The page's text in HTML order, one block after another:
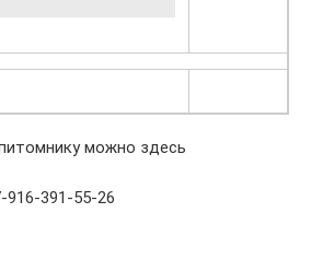
можно здесь
916-391-55-26